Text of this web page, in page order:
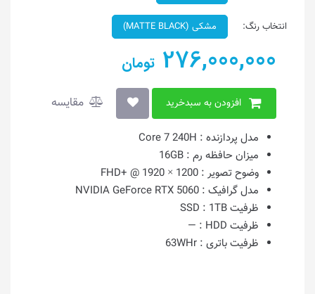
انتخاب رنگ: مشکی (MATTE BLACK)
276,000,000 تومان
افزودن به سبدخرید مقایسه
مدل پردازنده : Core 7 240H
میزان حافظه رم : 16GB
وضوح تصویر : 1200 × 1920 @ +FHD
مدل گرافیک : NVIDIA GeForce RTX 5060
ظرفیت SSD :1TB
ظرفیت HDD :
—
ظرفیت باتری : 63WHr